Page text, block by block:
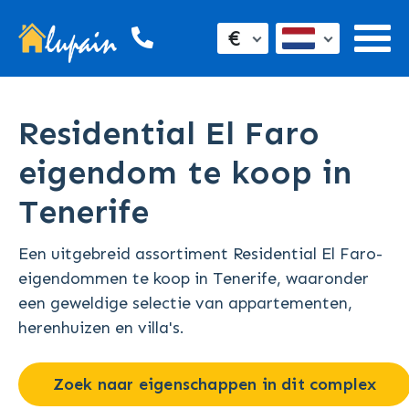
€
Residential El Faro
eigendom te koop in
Tenerife
Een uitgebreid assortiment Residential El Faro-
eigendommen te koop in Tenerife, waaronder
een geweldige selectie van appartementen,
herenhuizen en villa's.
Zoek naar eigenschappen in dit complex